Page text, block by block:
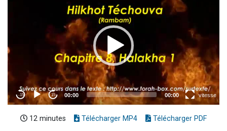
12 minutes Télécharger MP4 Télécharger PDF